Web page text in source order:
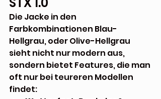
Die Jacke in den
Farbkombinationen Blau-
Hellgrau, oder Olive-Hellgrau
sieht nicht nur modern aus,
sondern bietet Features, die man
oft nur bei teureren Modellen
findet: